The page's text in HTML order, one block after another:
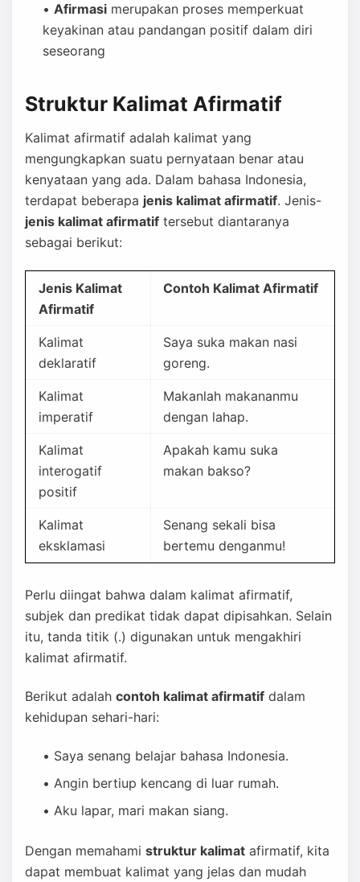
Afirmasi merupakan proses memperkuat
keyakinan atau pandangan positif dalam diri
seseorang
Struktur Kalimat Afirmatif
Kalimat afirmatif adalah kalimat yang
mengungkapkan suatu pernyataan benar atau
kenyataan yang ada. Dalam bahasa Indonesia,
terdapat beberapa jenis kalimat afirmatif. Jenis-
jenis kalimat afirmatif tersebut diantaranya
sebagai berikut:
Jenis Kalimat
Afirmatif
Contoh Kalimat Afirmatif
Kalimat
deklaratif
Saya suka makan nasi
goreng.
Kalimat
imperatif
Makanlah makananmu
dengan lahap.
Kalimat
interogatif
positif
Apakah kamu suka
makan bakso?
Kalimat
eksklamasi
Senang sekali bisa
bertemu denganmu!
Perlu diingat bahwa dalam kalimat afirmatif,
subjek dan predikat tidak dapat dipisahkan. Selain
itu, tanda titik (.) digunakan untuk mengakhiri
kalimat afirmatif.
Berikut adalah contoh kalimat afirmatif dalam
kehidupan sehari-hari:
Saya senang belajar bahasa Indonesia.
Angin bertiup kencang di luar rumah.
Aku lapar, mari makan siang.
Dengan memahami struktur kalimat afirmatif, kita
dapat membuat kalimat yang jelas dan mudah